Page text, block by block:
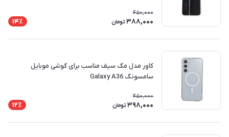
450,000
388,000 تومان 14٪
کاور مدل مگ سیف مناسب برای گوشی موبایل
سامسونگ Galaxy A36
450,000
398,000 تومان 12٪